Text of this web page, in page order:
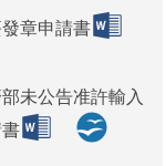
到
章申請書
未公告准許輸入